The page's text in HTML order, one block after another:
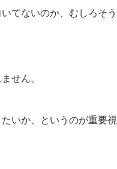
てないのか、むしろそう
せん。
いか、というのが重要視